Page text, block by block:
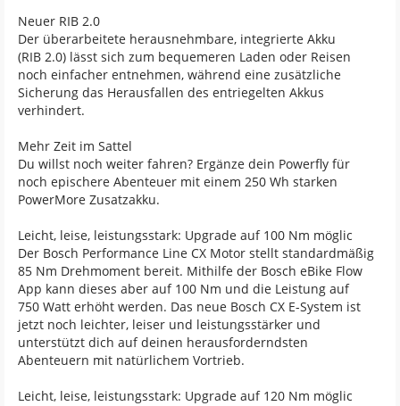
Neuer RIB 2.0
Der überarbeitete herausnehmbare, integrierte Akku
(RIB 2.0) lässt sich zum bequemeren Laden oder Reisen
noch einfacher entnehmen, während eine zusätzliche
Sicherung das Herausfallen des entriegelten Akkus
verhindert.
Mehr Zeit im Sattel
Du willst noch weiter fahren? Ergänze dein Powerfly für
noch epischere Abenteuer mit einem 250 Wh starken
PowerMore Zusatzakku.
Leicht, leise, leistungsstark: Upgrade auf 100 Nm möglic
Der Bosch Performance Line CX Motor stellt standardmäßig
85 Nm Drehmoment bereit. Mithilfe der Bosch eBike Flow
App kann dieses aber auf 100 Nm und die Leistung auf
750 Watt erhöht werden. Das neue Bosch CX E-System ist
jetzt noch leichter, leiser und leistungsstärker und
unterstützt dich auf deinen herausforderndsten
Abenteuern mit natürlichem Vortrieb.
Leicht, leise, leistungsstark: Upgrade auf 120 Nm möglic